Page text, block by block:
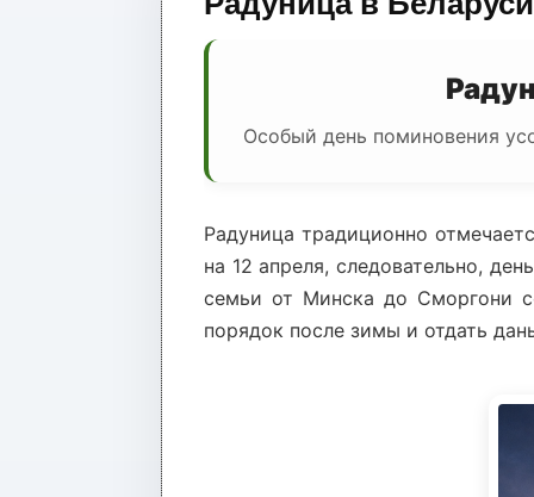
Особый день поминовения
Радуница традиционно
на 12 апреля, следовательно,
семьи от Минска до Сморгони
порядок после зимы и отдать